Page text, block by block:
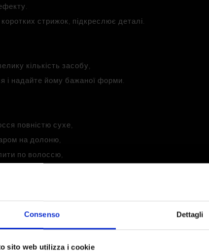
Consenso Dettagli
sito web utilizza i cookie
стрижок, підкреслює деталі.
кількість засобу,
і надайте йому бажаної форми.
повністю сухе,
на долоню,
по волоссю,
деталей.